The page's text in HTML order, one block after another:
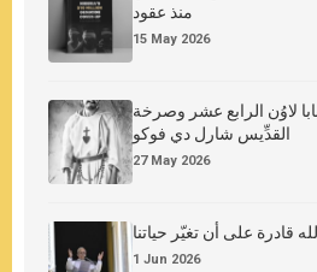
منذ عقود
15 May 2026
لاوُن الرابع عشر وصرخة
القدِّيس شارل دي فوكو
27 May 2026
قادرة على أن تغيّر حياتنا
1 Jun 2026